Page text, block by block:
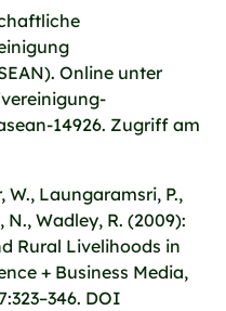
Online unter
14926. Zugriff am
W., Laungaramsri, P.,
N., Wadley, R. (2009):
Rural Livelihoods in
+ Business Media,
DOI